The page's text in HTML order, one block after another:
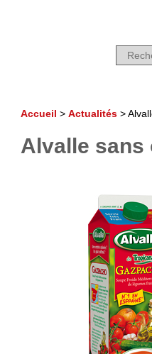
Accueil > Actualités>
Alvalle sans